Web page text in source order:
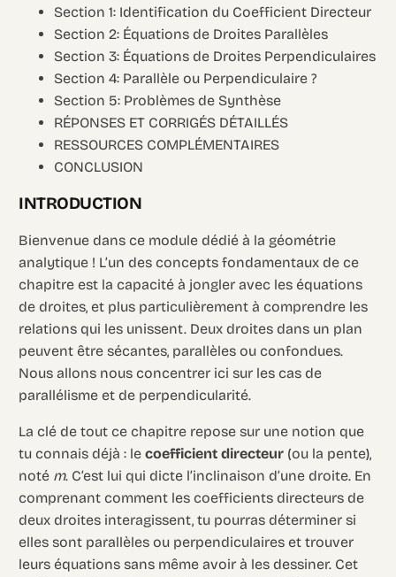
Section 1: Identification du Coefficient Directeur
Section 2: Équations de Droites Parallèles
Section 3: Équations de Droites Perpendiculaires
Section 4: Parallèle ou Perpendiculaire ?
Section 5: Problèmes de Synthèse
RÉPONSES ET CORRIGÉS DÉTAILLÉS
RESSOURCES COMPLÉMENTAIRES
CONCLUSION
INTRODUCTION
Bienvenue dans ce module dédié à la géométrie
analytique ! L’un des concepts fondamentaux de ce
chapitre est la capacité à jongler avec les équations
de droites, et plus particulièrement à comprendre les
relations qui les unissent. Deux droites dans un plan
peuvent être sécantes, parallèles ou confondues.
Nous allons nous concentrer ici sur les cas de
parallélisme et de perpendicularité.
La clé de tout ce chapitre repose sur une notion que
tu connais déjà : lecoefficient directeur (ou la pente),
noté m. C’est lui qui dicte l’inclinaison d’une droite. En
comprenant comment les coefficients directeurs de
deux droites interagissent, tu pourras déterminer si
elles sont parallèles ou perpendiculaires et trouver
leurs équations sans même avoir à les dessiner. Cet